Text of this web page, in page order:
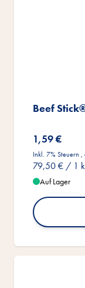
Beef
1,59 €
Inkl. 7% Steuern ,
79,50 € / 1
Auf Lager